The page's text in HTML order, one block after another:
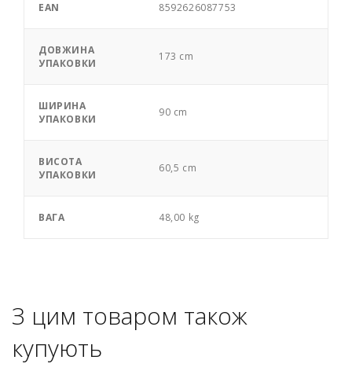
EAN 8592626087753
ДОВЖИНА
УПАКОВКИ
173 cm
ШИРИНА
УПАКОВКИ
90 cm
ВИСОТА
УПАКОВКИ
60,5 cm
ВАГА 48,00 kg
З цим товаром також
купують